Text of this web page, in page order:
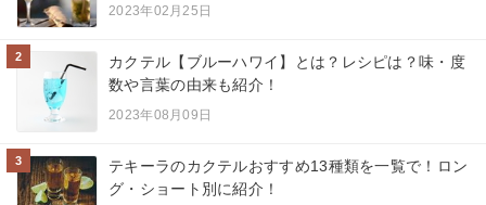
2023年02月25日
2
カクテル【ブルーハワイ】とは？レシピは？味・度
数や言葉の由来も紹介！
2023年08月09日
3
テキーラのカクテルおすすめ13種類を一覧で！ロン
グ・ショート別に紹介！